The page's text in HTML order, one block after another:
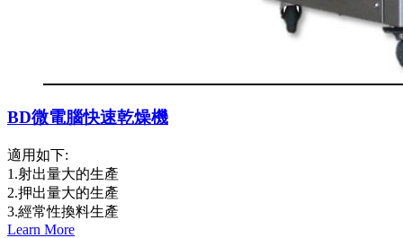
BD微電腦快速乾燥機
適用如下:
1.射出量大的生產
2.押出量大的生產
3.經常性換料生產
Learn More